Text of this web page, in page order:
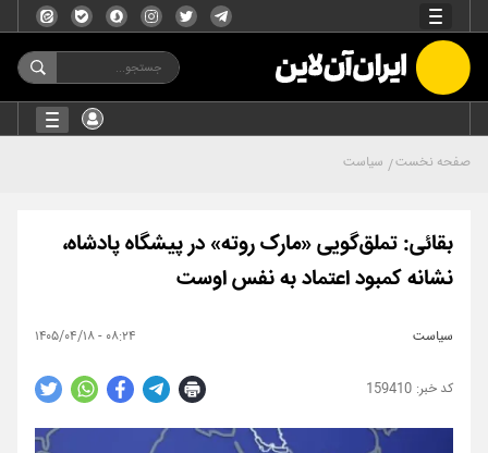
صفحه نخست سیاست
بقائی: تملق‌گویی «مارک روته» در پیشگاه پادشاه،
نشانه کمبود اعتماد به نفس اوست
سیاست ۰۸:۲۴ - ۱۴۰۵/۰۴/۱۸
159410